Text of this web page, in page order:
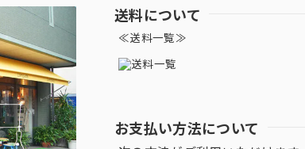
送料について
≪送料一覧≫
お支払い方法について